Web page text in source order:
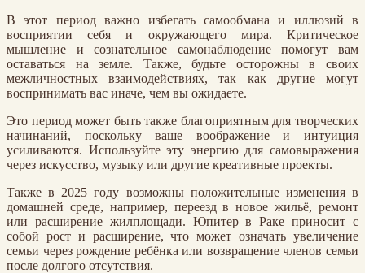
В этот период важно избегать самообмана и иллюзий в
восприятии себя и окружающего мира. Критическое
мышление и сознательное самонаблюдение помогут вам
оставаться на земле. Также, будьте осторожны в своих
межличностных взаимодействиях, так как другие могут
воспринимать вас иначе, чем вы ожидаете.
Это период может быть также благоприятным для творческих
начинаний, поскольку ваше воображение и интуиция
усиливаются. Используйте эту энергию для самовыражения
через искусство, музыку или другие креативные проекты.
Также в 2025 году возможны положительные изменения в
домашней среде, например, переезд в новое жильё, ремонт
или расширение жилплощади. Юпитер в Раке приносит с
собой рост и расширение, что может означать увеличение
семьи через рождение ребёнка или возвращение членов семьи
после долгого отсутствия.